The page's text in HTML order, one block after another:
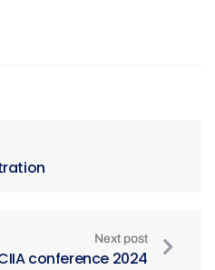
Next post
conference 2024